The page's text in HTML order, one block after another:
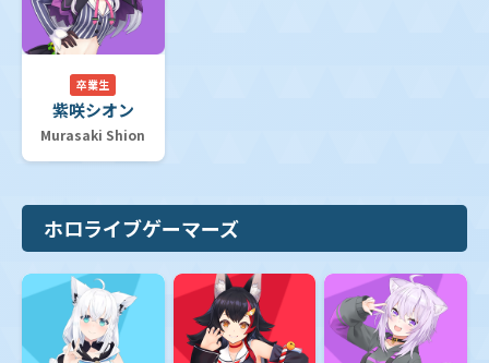
卒業生
紫咲シオン
Murasaki Shion
ホロライブゲーマーズ